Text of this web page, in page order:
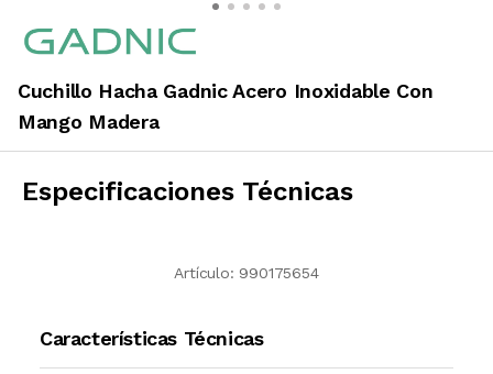
Cuchillo Hacha Gadnic Acero Inoxidable Con
Mango Madera
Especificaciones Técnicas
Artículo: 990175654
Características Técnicas